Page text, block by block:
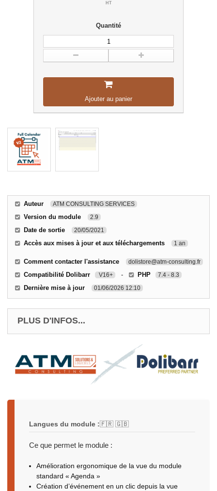
HT
Quantité
Ajouter au panier
Auteur ATM CONSULTING SERVICES
Version du module 2.9
Date de sortie 20/05/2021
Accès aux mises à jour et aux téléchargements 1 an
Comment contacter l'assistance dolistore@atm-consulting.fr
Compatibilité Dolibarr V16+ - PHP 7.4 - 8.3
Dernière mise à jour 01/06/2026 12:10
PLUS D'INFOS...
Langues du module :🇫🇷 🇬🇧
Ce que permet le module :
Amélioration ergonomique de la vue du module
standard « Agenda »
Création d’événement en un clic depuis la vue